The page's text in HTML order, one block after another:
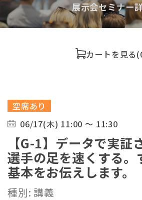
展示会セミナー
カートを見る
空席あり
06/17(木) 11:00 ～ 11:30
【G-1】データで実証
選手の足を速くする。
基本をお伝えします。
種別: 講義